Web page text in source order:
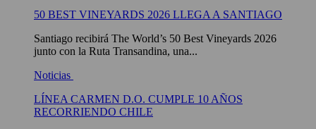
50 BEST VINEYARDS 2026 LLEGA A SANTIAGO
Santiago recibirá The World’s 50 Best Vineyards 2026
junto con la Ruta Transandina, una...
Noticias
LÍNEA CARMEN D.O. CUMPLE 10 AÑOS
RECORRIENDO CHILE